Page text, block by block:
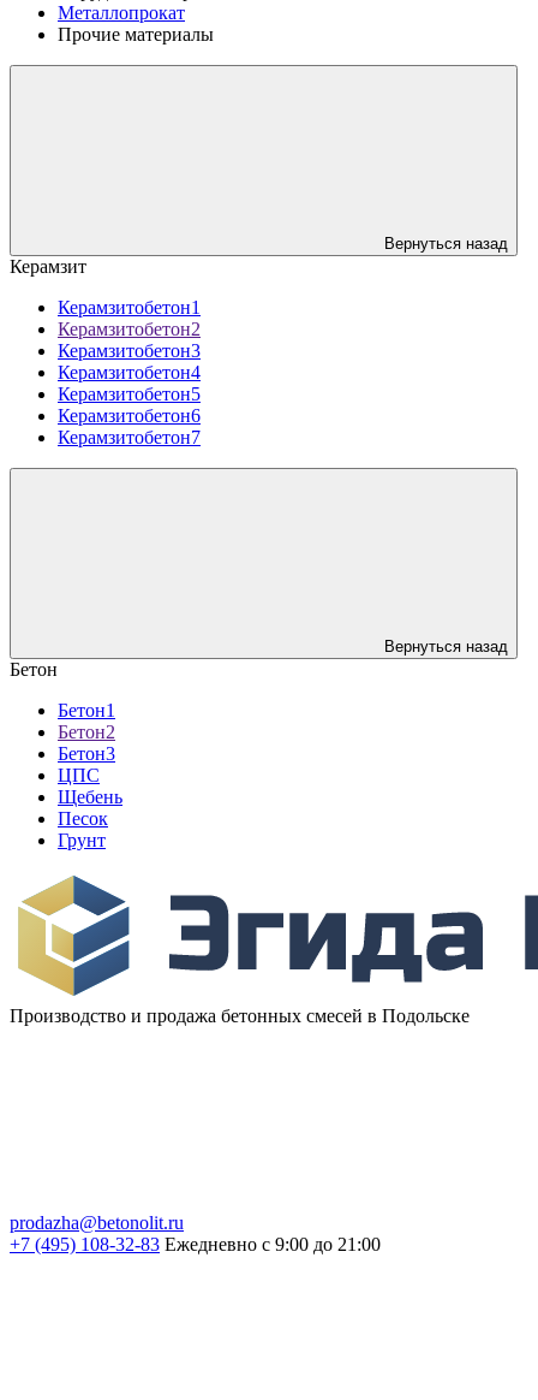
Металлопрокат
Прочие материалы
Вернуться назад
Керамзит
Керамзитобетон1
Керамзитобетон2
Керамзитобетон3
Керамзитобетон4
Керамзитобетон5
Керамзитобетон6
Керамзитобетон7
Вернуться назад
Бетон
Бетон1
Бетон2
Бетон3
ЦПС
Щебень
Песок
Грунт
Производство и продажа бетонных смесей в Подольске
prodazha@betonolit.ru
+7 (495) 108-32-83 Ежедневно с 9:00 до 21:00